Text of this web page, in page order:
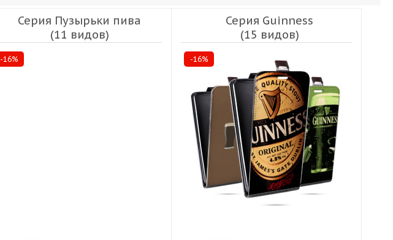
Серия Пузырьки пива
(11 видов)
-16%
Серия Guinness
(15 видов)
-16%